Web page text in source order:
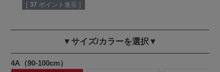
[ 37 ポイント進呈 ]
▼サイズ/カラーを選択▼
4A（90-100cm）